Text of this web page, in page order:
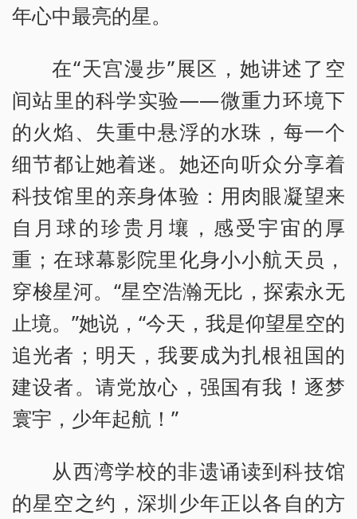
年心中最亮的星。
在“天宫漫步”展区，她讲述了空
间站里的科学实验——微重力环境下
的火焰、失重中悬浮的水珠，每一个
细节都让她着迷。她还向听众分享着
科技馆里的亲身体验：用肉眼凝望来
自月球的珍贵月壤，感受宇宙的厚
重；在球幕影院里化身小小航天员，
穿梭星河。“星空浩瀚无比，探索永无
止境。”她说，“今天，我是仰望星空的
追光者；明天，我要成为扎根祖国的
建设者。请党放心，强国有我！逐梦
寰宇，少年起航！”
从西湾学校的非遗诵读到科技馆
的星空之约，深圳少年正以各自的方